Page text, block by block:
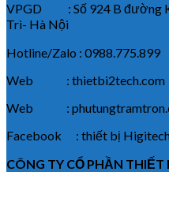
VPGD : Số 924 B đường
Trì- Hà Nội
Hotline/Zalo : 0988.775.899
Web : thietbi2tech.com
Web :
Facebook : thiết bị
CÔNG TY CỔ PHẦN THIẾT